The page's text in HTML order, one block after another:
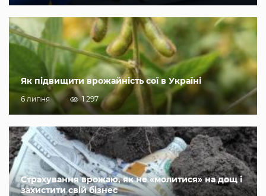
Як підвищити врожайність сої в Україні
6 липня 1 297
Страхування врожаю, як не «молитися» на дощ і
захистити свій бізнес